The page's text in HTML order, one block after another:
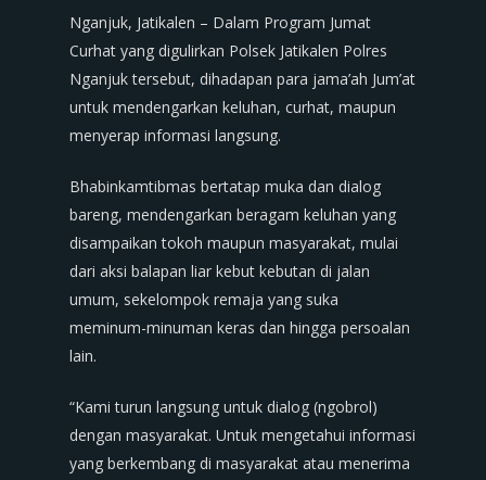
Nganjuk, Jatikalen – Dalam Program Jumat
Curhat yang digulirkan Polsek Jatikalen Polres
Nganjuk tersebut, dihadapan para jama’ah Jum’at
untuk mendengarkan keluhan, curhat, maupun
menyerap informasi langsung.
Bhabinkamtibmas bertatap muka dan dialog
bareng, mendengarkan beragam keluhan yang
disampaikan tokoh maupun masyarakat, mulai
dari aksi balapan liar kebut kebutan di jalan
umum, sekelompok remaja yang suka
meminum-minuman keras dan hingga persoalan
lain.
“Kami turun langsung untuk dialog (ngobrol)
dengan masyarakat. Untuk mengetahui informasi
yang berkembang di masyarakat atau menerima